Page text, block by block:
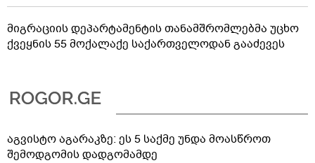
მიგრაციის დეპარტამენტის თანამშრომლებმა უცხო
ქვეყნის 55 მოქალაქე საქართველოდან გააძევეს
აგვისტო აგარაკზე: ეს 5 საქმე უნდა მოასწროთ
შემოდგომის დადგომამდე